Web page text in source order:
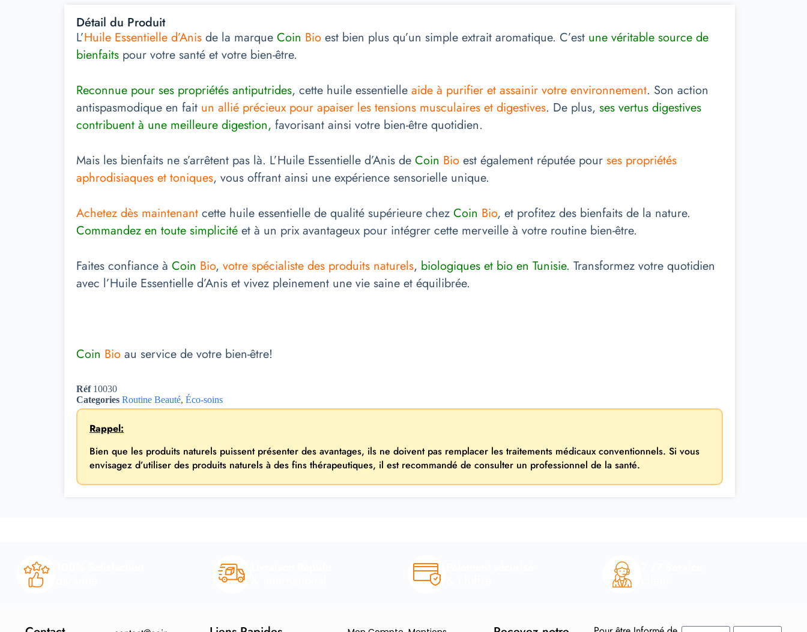
Détail du Produit
L’Huile Essentielle d’Anis de la marque Coin Bio est bien plus qu’un simple extrait aromatique. C’est une véritable source de
bienfaits pour votre santé et votre bien-être.
Reconnue pour ses propriétés antiputrides, cette huile essentielle aide à purifier et assainir votre environnement. Son action
antispasmodique en fait un allié précieux pour apaiser les tensions musculaires et digestives. De plus, ses vertus digestives
contribuent à une meilleure digestion, favorisant ainsi votre bien-être quotidien.
Mais les bienfaits ne s’arrêtent pas là. L’Huile Essentielle d’Anis de Coin Bio est également réputée pour ses propriétés
aphrodisiaques et toniques, vous offrant ainsi une expérience sensorielle unique.
Achetez dès maintenant cette huile essentielle de qualité supérieure chez Coin Bio, et profitez des bienfaits de la nature.
Commandez en toute simplicité et à un prix avantageux pour intégrer cette merveille à votre routine bien-être.
Faites confiance à Coin Bio, votre spécialiste des produits naturels, biologiques et bio en Tunisie. Transformez votre quotidien
avec l’Huile Essentielle d’Anis et vivez pleinement une vie saine et équilibrée.
Coin Bio au service de votre bien-être!
Réf 10030
Categories Routine Beauté, Éco-soins
Rappel:
Bien que les produits naturels puissent présenter des avantages, ils ne doivent pas remplacer les traitements médicaux conventionnels. Si vous
envisagez d’utiliser des produits naturels à des fins thérapeutiques, il est recommandé de consulter un professionnel de la santé.